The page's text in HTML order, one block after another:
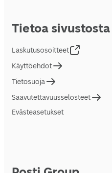
Tietoa sivustosta
Laskutusosoitteet
Käyttöehdot
Tietosuoja
Saavutettavuusselosteet
Evästeasetukset